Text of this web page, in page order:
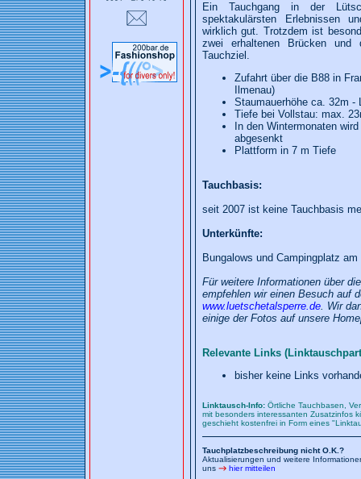
Ein Tauchgang in der
spektakulärsten Erlebnissen
wirklich gut. Trotzdem ist
zwei erhaltenen Brücken und
Tauchziel.
Zufahrt über die B88 in
Ilmenau)
Staumauerhöhe ca. 32m -
Tiefe bei Vollstau: max.
In den Wintermonaten
abgesenkt
Plattform in 7 m Tiefe
Tauchbasis:
seit 2007 ist keine Tauchbasis
Unterkünfte:
Bungalows und Campingplatz am
Für weitere Informationen über
empfehlen wir einen Besuch auf
www.luetschetalsperre.de. Wir
einige der Fotos auf unsere
Relevante Links
bisher keine Links
Linktausch-Info: Örtliche Tauchbasen,
mit besonders interessanten Zusatzinfos
geschieht kostenfrei in Form eines
Tauchplatzbeschreibung nicht O.K.?
Aktualisierungen und weitere
uns
hier mitteilen